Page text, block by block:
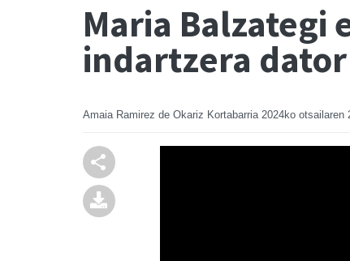
Maria Balzategi
indartzera
Amaia Ramirez de Okariz Kortabarria 2024ko otsailaren